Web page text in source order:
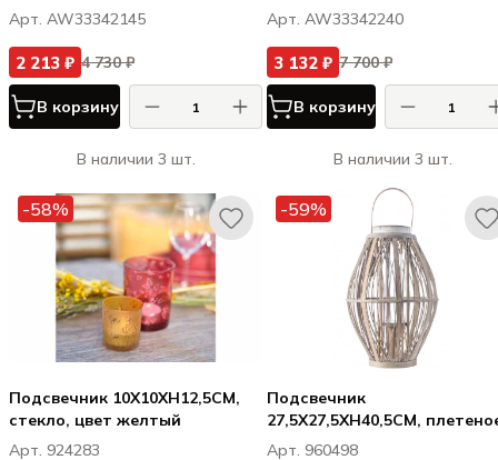
Арт. AW33342145
2 213 ₽ 4 730 ₽
В корзину
В наличии 3 шт.
стекло, цвет зеленый
Арт. AW33342240
3 132 ₽ 7 700 ₽
В корзину
В наличии 3 шт.
-58%
Подсвечник 10X10XH12,5CM,
стекло, цвет желтый
Арт. 924283
-59%
Подсвечник
27,5X27,5XH40,5CM,
дерево
Арт. 960498